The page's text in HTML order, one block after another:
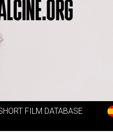
FILM DATABASE